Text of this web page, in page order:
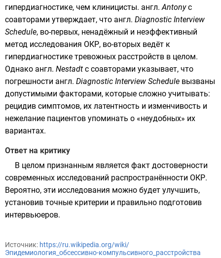
гипердиагностике, чем клиницисты. англ. Antonyс
соавторами утверждает, что англ. Diagnostic Interview
Schedule, во-первых, ненадёжный и неэффективный
метод исследования ОКР, во-вторых ведёт к
гипердиагностике тревожных расстройств в целом.
Однако англ. Nestadt с соавторами указывает, что
погрешности англ. Diagnostic Interview Schedule вызваны
допустимыми факторами, которые сложно учитывать:
рецидив симптомов, их латентность и изменчивость и
нежелание пациентов упоминать о «неудобных» их
вариантах.
Ответ на критику
В целом признанным является факт достоверности
современных исследований распространённости ОКР.
Вероятно, эти исследования можно будет улучшить,
установив точные критерии и правильно подготовив
интервьюеров.
Источник: https://ru.wikipedia.org/wiki/
Эпидемиология_обсессивно-компульсивного_расстройства